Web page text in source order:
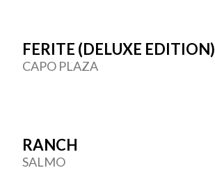
FERITE (DELUXE EDITION)
CAPO PLAZA
RANCH
SALMO